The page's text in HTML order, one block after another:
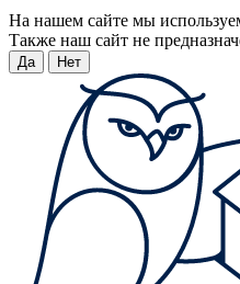
На нашем сайте мы
Также наш сайт не
Да Нет